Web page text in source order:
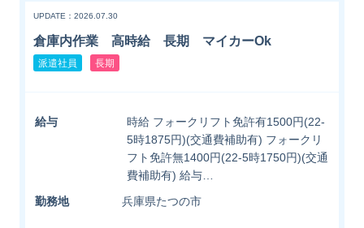
UPDATE：2026.07.30
倉庫内作業 高時給 長期 マイカーOk
派遣社員 長期
給与
時給 フォークリフト免許有1500円(22-
5時1875円)(交通費補助有) フォークリ
フト免許無1400円(22-5時1750円)(交通
費補助有) 給与…
勤務地
兵庫県たつの市